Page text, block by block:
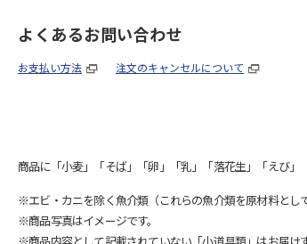
よくあるお問い合わせ
お支払い方法 注文のキャンセルについて
商品に「小麦」「そば」「卵」「乳」「落花生」「えび」
※エビ・カニを除く魚介類（これらの魚介類を原材料とし
※商品写真はイメージです。